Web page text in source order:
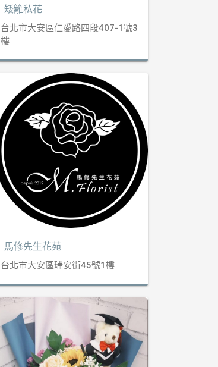
矮籬私花
台北市大安區仁愛路四段407-1號3
樓
馬修先生花苑
台北市大安區瑞安街45號1樓